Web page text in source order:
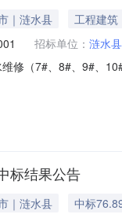
｜涟水县 工程建筑
招标单位： 涟水
修（7#、8#、9#、
）工程已由项目审
标结果公告
｜涟水县
中标